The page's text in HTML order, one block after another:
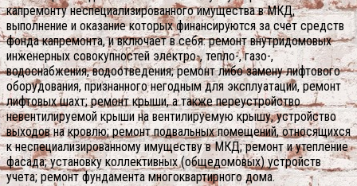
капремонту неспециализированного имущества в МКД,
выполнение и оказание которых финансируются за счет средств
фонда капремонта, и включает в себя: ремонт внутридомовых
инженерных совокупностей электро-, тепло-, газо-,
водоснабжения, водоотведения; ремонт либо замену лифтового
оборудования, признанного негодным для эксплуатации, ремонт
лифтовых шахт; ремонт крыши, а также переустройство
невентилируемой крыши на вентилируемую крышу, устройство
выходов на кровлю; ремонт подвальных помещений, относящихся
к неспециализированному имуществу в МКД; ремонт и утепление
фасада; установку коллективных (общедомовых) устройств
учета; ремонт фундамента многоквартирного дома.